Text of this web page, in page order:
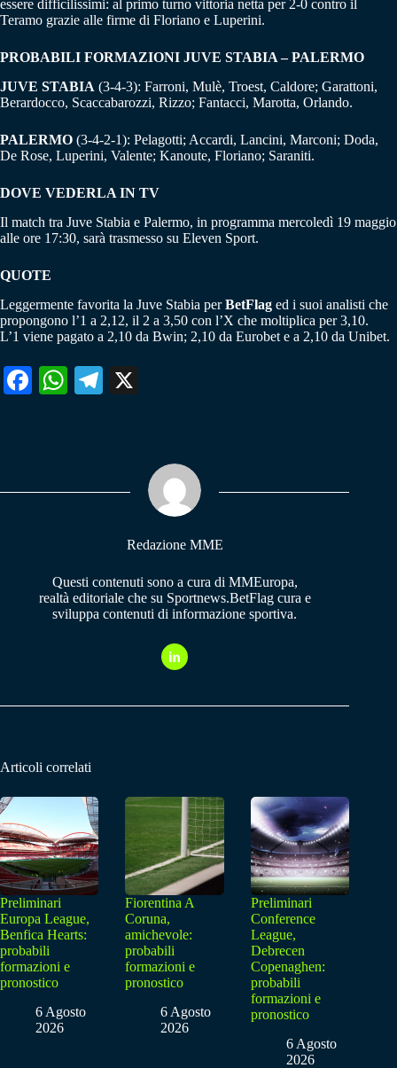
essere difficilissimi: al primo turno vittoria netta per 2-0 contro il
Teramo grazie alle firme di Floriano e Luperini.
PROBABILI FORMAZIONI JUVE STABIA – PALERMO
JUVE STABIA (3-4-3): Farroni, Mulè, Troest, Caldore; Garattoni,
Berardocco, Scaccabarozzi, Rizzo; Fantacci, Marotta, Orlando.
PALERMO (3-4-2-1): Pelagotti; Accardi, Lancini, Marconi; Doda,
De Rose, Luperini, Valente; Kanoute, Floriano; Saraniti.
DOVE VEDERLA IN TV
Il match tra Juve Stabia e Palermo, in programma mercoledì 19 maggio
alle ore 17:30, sarà trasmesso su Eleven Sport.
QUOTE
Leggermente favorita la Juve Stabia perBetFlag ed i suoi analisti che
propongono l’1 a 2,12, il 2 a 3,50 con l’X che moltiplica per 3,10.
L’1 viene pagato a 2,10 da Bwin; 2,10 da Eurobet e a 2,10 da Unibet.
Fa W
pp
Te
m
Redazione MME
Questi contenuti sono a cura di MMEuropa,
realtà editoriale che su Sportnews.BetFlag cura e
sviluppa contenuti di informazione sportiva.
Articoli correlati
Preliminari
Europa League,
Benfica Hearts:
probabili
formazioni e
pronostico
6 Agosto
2026
Fiorentina A
Coruna,
amichevole:
probabili
formazioni e
pronostico
6 Agosto
2026
Preliminari
Conference
League,
Debrecen
Copenaghen:
probabili
formazioni e
pronostico
6 Agosto
2026